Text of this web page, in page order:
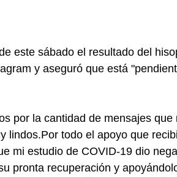
este sábado el resultado del
y aseguró que está
por la cantidad de mensajes
lindos.Por todo el apoyo que
mi estudio de COVID-19 dio
pronta recuperación y